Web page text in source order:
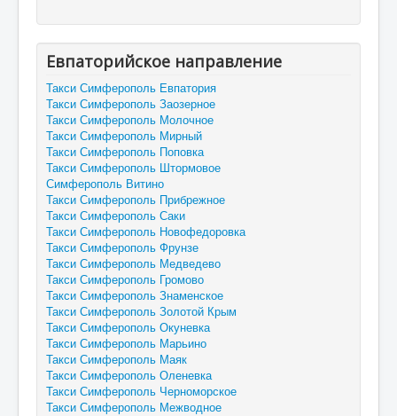
Евпаторийское направление
Такси Симферополь Евпатория
Такси Симферополь Заозерное
Такси Симферополь Молочное
Такси Симферополь Мирный
Такси Симферополь Поповка
Такси Симферополь Штормовое
Симферополь Витино
Такси Симферополь Прибрежное
Такси Симферополь Саки
Такси Симферополь Новофедоровка
Такси Симферополь Фрунзе
Такси Симферополь Медведево
Такси Симферополь Громово
Такси Симферополь Знаменское
Такси Симферополь Золотой Крым
Такси Симферополь Окуневка
Такси Симферополь Марьино
Такси Симферополь Маяк
Такси Симферополь Оленевка
Такси Симферополь Черноморское
Такси Симферополь Межводное